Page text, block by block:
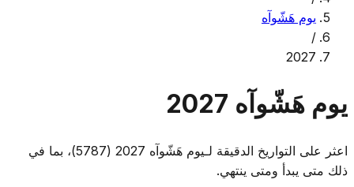
يوم هَشّوآه
/
2027
يوم هَشّوآه 2027
اعثر على التواريخ الدقيقة لـيوم هَشّوآه 2027 (5787)، بما في
ذلك متى يبدأ ومتى ينتهي.